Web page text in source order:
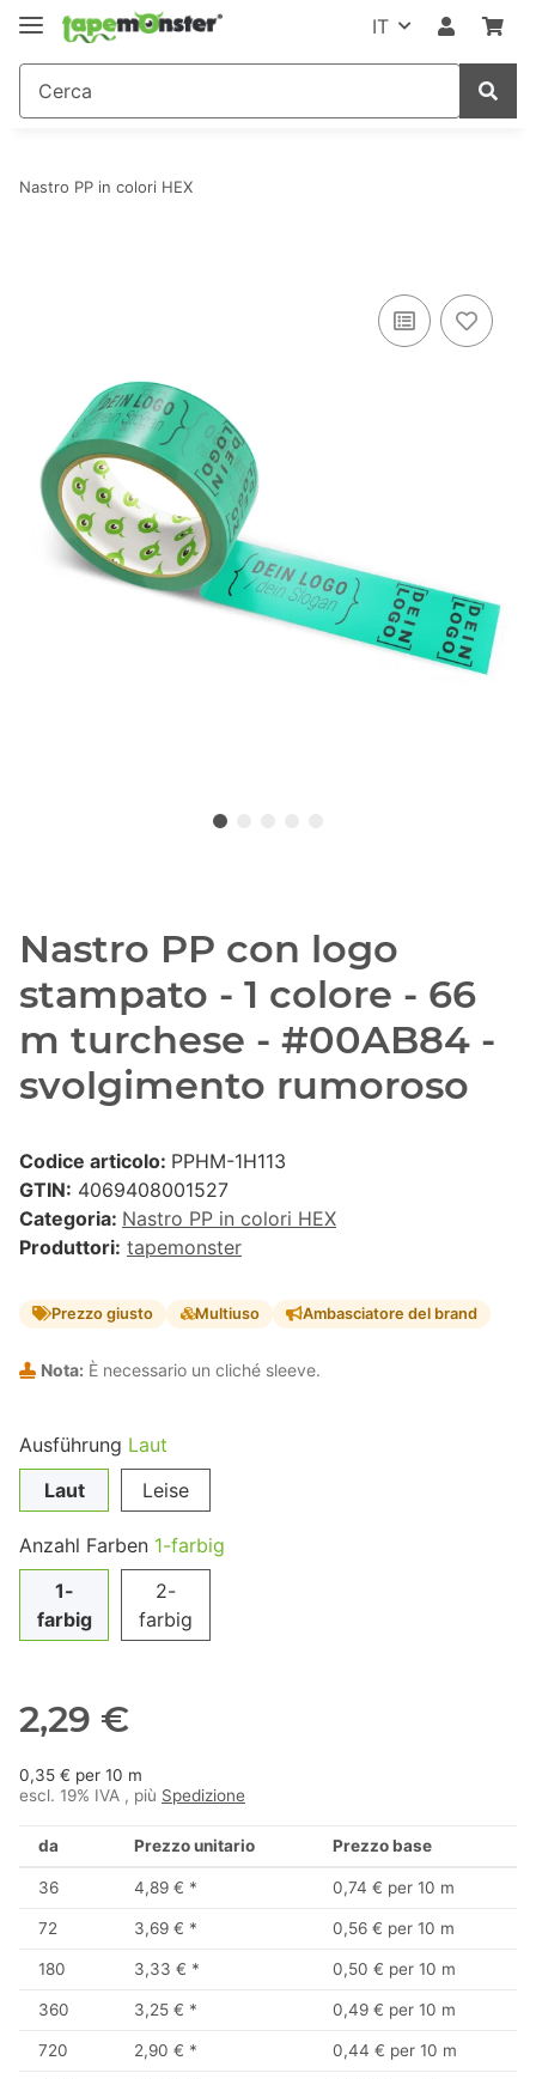
IT
Nastro PP in colori HEX
Nastro PP con logo
stampato - 1 colore - 66
m turchese - #00AB84 -
svolgimento rumoroso
Codice articolo: PPHM-1H113
GTIN: 4069408001527
Categoria: Nastro PP in colori HEX
Produttori: tapemonster
Prezzo giusto Multiuso Ambasciatore del brand
Nota: È necessario un cliché sleeve.
Ausführung Laut
Laut
Leise
Anzahl Farben 1-farbig
1-
farbig
2-
farbig
2,29 €
0,35 € per 10 m
escl. 19% IVA , più Spedizione
da Prezzo unitario Prezzo base
36 4,89 € * 0,74 € per 10 m
72 3,69 € * 0,56 € per 10 m
180 3,33 € * 0,50 € per 10 m
360 3,25 € * 0,49 € per 10 m
720 2,90 € * 0,44 € per 10 m